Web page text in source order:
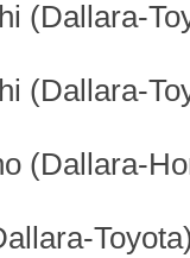
(Dallara-
(Dallara-
(Dallara-